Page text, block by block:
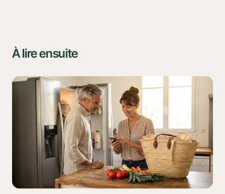
À lire ensuite